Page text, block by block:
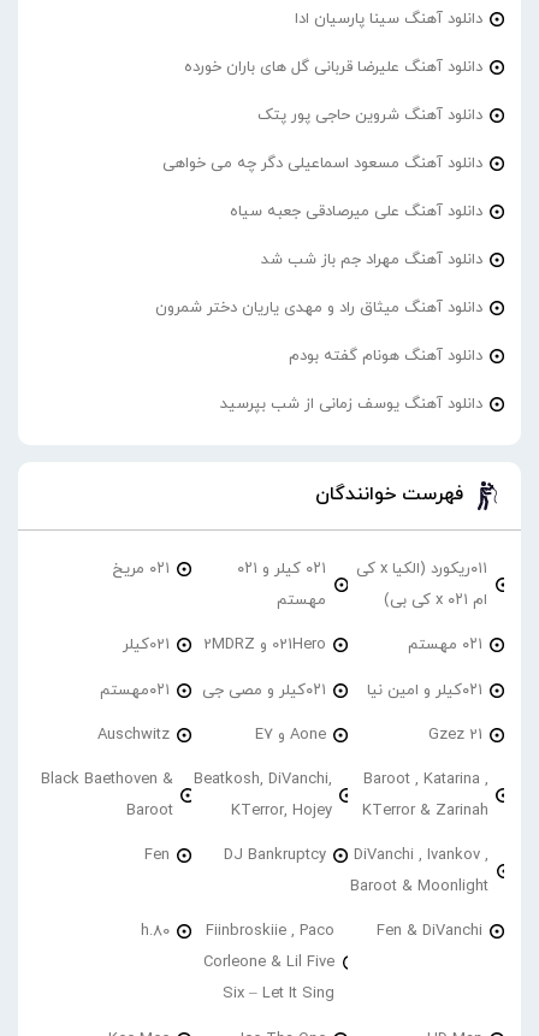
دانلود آهنگ سینا پارسیان ادا
دانلود آهنگ علیرضا قربانی گل های باران خورده
دانلود آهنگ شروین حاجی پور پتک
دانلود آهنگ مسعود اسماعیلی دگر چه می خواهی
دانلود آهنگ علی میرصادقی جعبه سیاه
دانلود آهنگ مهراد جم باز شب شد
دانلود آهنگ میثاق راد و مهدی یاریان دختر شمرون
دانلود آهنگ هونام گفته بودم
دانلود آهنگ یوسف زمانی از شب بپرسید
فهرست خوانندگان
۰۱۱ریکورد (الکیا x کی
ام ۰۲۱ x کی بی)
۰۲۱ کیلر و ۰۲۱
مهستم
۰۲۱ مریخ
۰۲۱ مهستم 021Hero و 2MDRZ 021کیلر
۰۲۱کیلر و امین نیا ۰۲۱کیلر و مصی جی ۰۲۱مهستم
21 Gzez Aone و E7 Auschwitz
Baroot , Katarina ,
KTerror & Zarinah
Beatkosh, DiVanchi,
KTerror, Hojey
Black Baethoven &
Baroot
DiVanchi , Ivankov ,
Baroot & Moonlight
DJ Bankruptcy
Fen
Fen & DiVanchi
Fiinbroskiie , Paco
Corleone & Lil Five
Six – Let It Sing
h.80